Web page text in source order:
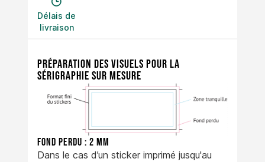
Délais de
livraison
Préparation des visuels pour la
sérigraphie sur mesure
Fond perdu :2 mm
Dans le cas d’un sticker imprimé jusqu'au